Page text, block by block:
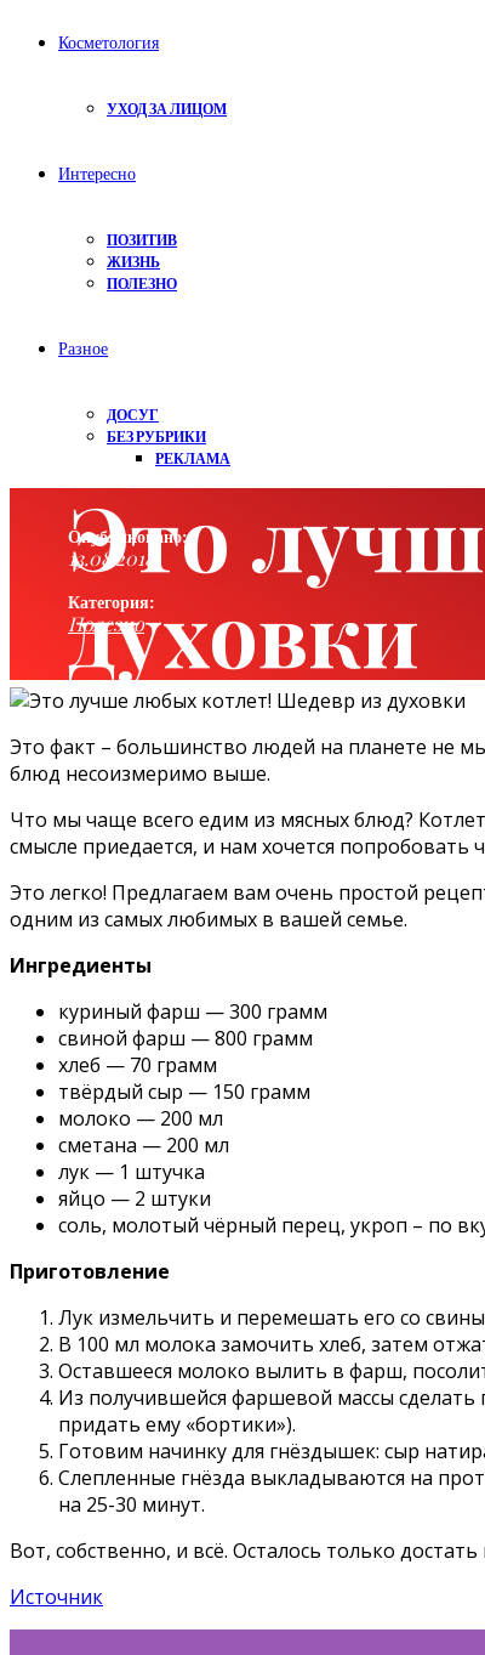
Косметология
УХОД ЗА ЛИЦОМ
Интересно
ПОЗИТИВ
ЖИЗНЬ
ПОЛЕЗНО
Разное
ДОСУГ
БЕЗ РУБРИКИ
РЕКЛАМА
Это
духовки
Опубликовано:
13.08.2018
Категория:
Полезно
Это факт – большинство людей на планете не
блюд несоизмеримо выше.
Что мы чаще всего едим из мясных блюд?
смысле приедается, и нам хочется попробовать
Это легко! Предлагаем вам очень простой
одним из самых любимых в вашей семье.
Ингредиенты
куриный фарш — 300 грамм
свиной фарш — 800 грамм
хлеб — 70 грамм
твёрдый сыр — 150 грамм
молоко — 200 мл
сметана — 200 мл
лук — 1 штучка
яйцо — 2 штуки
соль, молотый чёрный перец, укроп – по
Приготовление
Лук измельчить и перемешать его со
В 100 мл молока замочить хлеб, затем
Оставшееся молоко вылить в фарш,
Из получившейся фаршевой массы сделать
придать ему «бортики»).
Готовим начинку для гнёздышек: сыр
Слепленные гнёзда выкладываются на
на 25-30 минут.
Вот, собственно, и всё. Осталось только
Источник